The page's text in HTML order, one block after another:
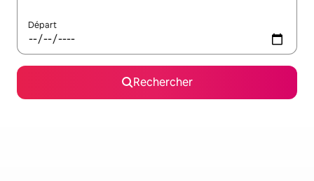
Départ
Rechercher